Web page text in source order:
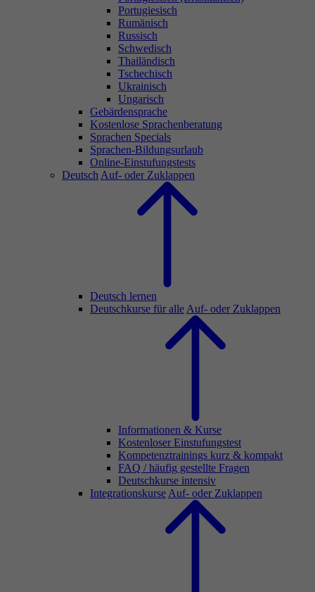
Portugiesisch
Rumänisch
Russisch
Schwedisch
Thailändisch
Tschechisch
Ukrainisch
Ungarisch
Gebärdensprache
Kostenlose Sprachenberatung
Sprachen Specials
Sprachen-Bildungsurlaub
Online-Einstufungstests
Deutsch Auf- oder Zuklappen
Deutsch lernen
Deutschkurse für alle Auf- oder Zuklappen
Informationen & Kurse
Kostenloser Einstufungstest
Kompetenztrainings kurz & kompakt
FAQ / häufig gestellte Fragen
Deutschkurse intensiv
Integrationskurse Auf- oder Zuklappen